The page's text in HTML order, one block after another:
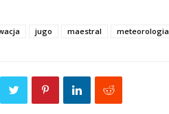
jugo maestral meteorologia